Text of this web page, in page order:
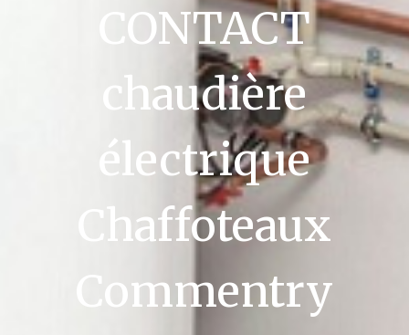
CONTACT
chaudière
électrique
Chaffoteaux
Commentry